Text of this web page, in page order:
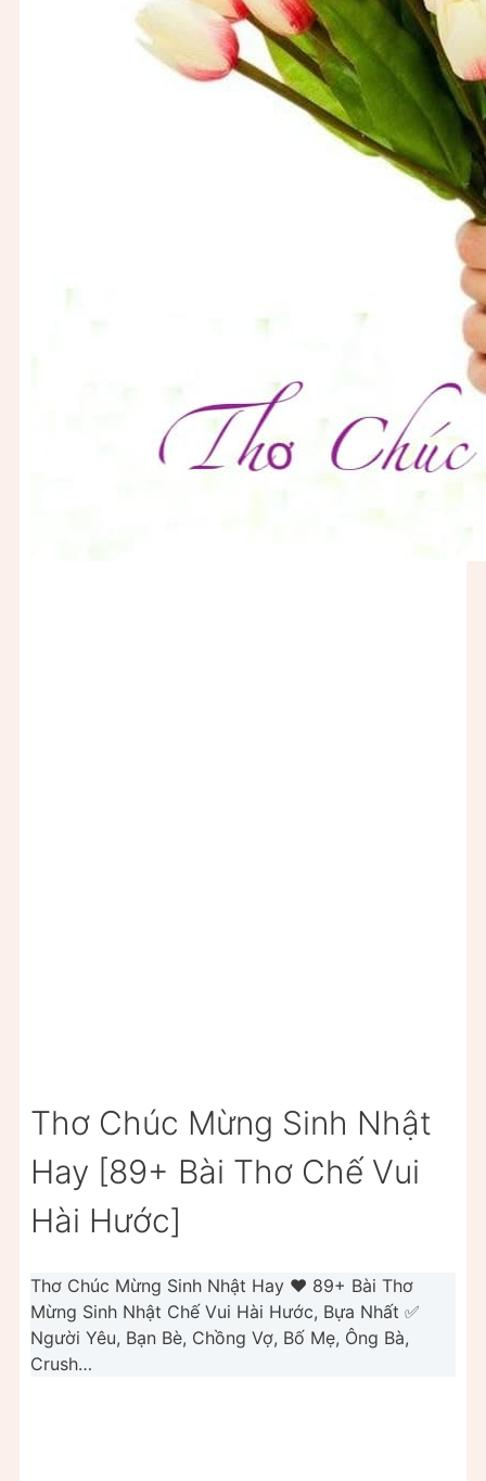
Thơ Chúc Mừng Sinh Nhật
Hay [89+ Bài Thơ Chế Vui
Hài Hước]
Thơ Chúc Mừng Sinh Nhật Hay ❤️ 89+ Bài Thơ
Mừng Sinh Nhật Chế Vui Hài Hước, Bựa Nhất ✅
Người Yêu, Bạn Bè, Chồng Vợ, Bố Mẹ, Ông Bà,
Crush…